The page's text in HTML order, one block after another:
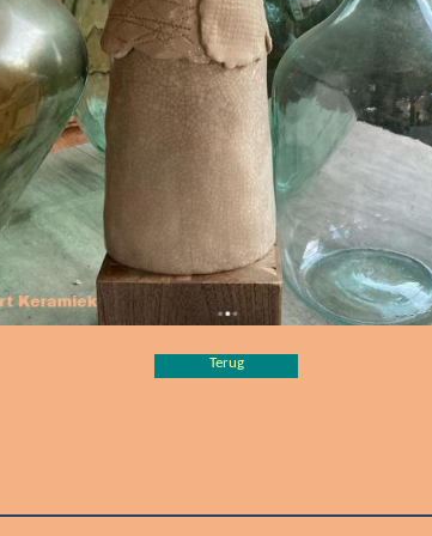
Terug